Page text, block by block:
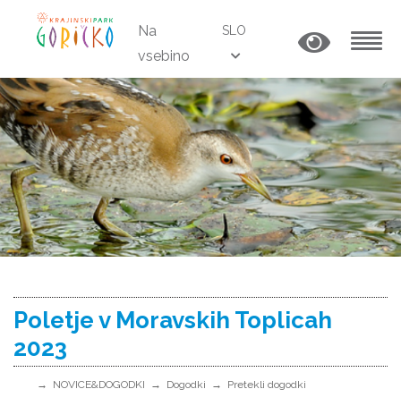
Na
vsebino
SLO
Poletje v Moravskih Toplicah
2023
NOVICE&DOGODKI Dogodki Pretekli dogodki